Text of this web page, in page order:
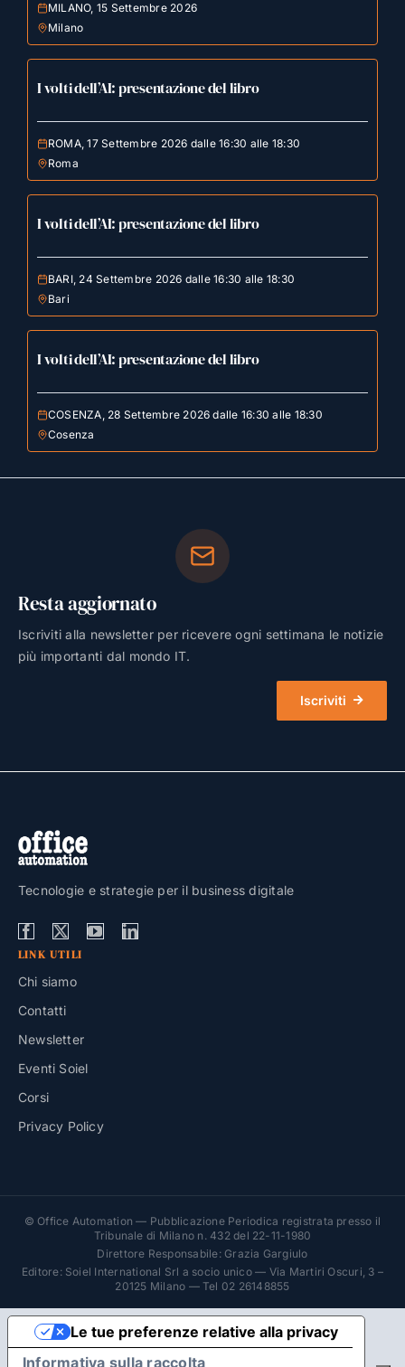
MILANO, 15 Settembre 2026
Milano
I volti dell’AI: presentazione del libro
ROMA, 17 Settembre 2026 dalle 16:30 alle 18:30
Roma
I volti dell’AI: presentazione del libro
BARI, 24 Settembre 2026 dalle 16:30 alle 18:30
Bari
I volti dell’AI: presentazione del libro
COSENZA, 28 Settembre 2026 dalle 16:30 alle 18:30
Cosenza
Resta aggiornato
Iscriviti alla newsletter per ricevere ogni settimana le notizie
più importanti dal mondo IT.
Iscriviti
Tecnologie e strategie per il business digitale
LINK UTILI
Chi siamo
Contatti
Newsletter
Eventi Soiel
Corsi
Privacy Policy
© Office Automation — Pubblicazione Periodica registrata presso il
Tribunale di Milano n. 432 del 22-11-1980
Direttore Responsabile: Grazia Gargiulo
Editore: Soiel International Srl a socio unico — Via Martiri Oscuri, 3 –
20125 Milano — Tel 02 26148855
Informativa sulla raccolta
Le tue preferenze relative alla privacy